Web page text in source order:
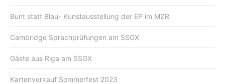
Bunt statt Blau- Kunstausstellung der EP im MZR
Cambridge Sprachprüfungen am SSGX
Gäste aus Riga am SSGX
Kartenverkauf Sommerfest 2023